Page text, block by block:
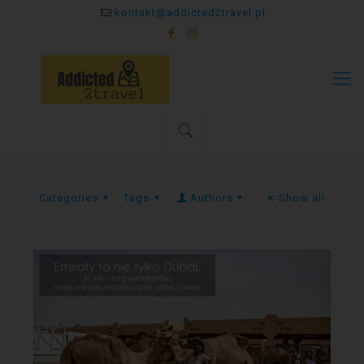
kontakt@addicted2travel.pl
Categories Tags Authors Show all